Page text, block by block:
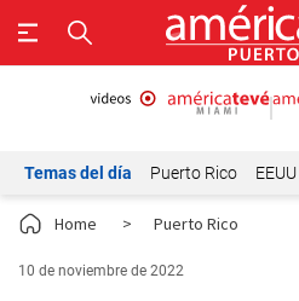
Temas del día Puerto Rico EEUU
Home > Puerto Rico
10 de noviembre de 2022